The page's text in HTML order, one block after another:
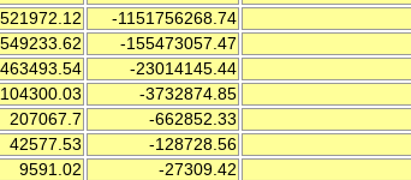
-1151756268.74
-155473057.47
-23014145.44
-3732874.85
207067.7
-662852.33
42577.53
-128728.56
9591.02
-27309.42